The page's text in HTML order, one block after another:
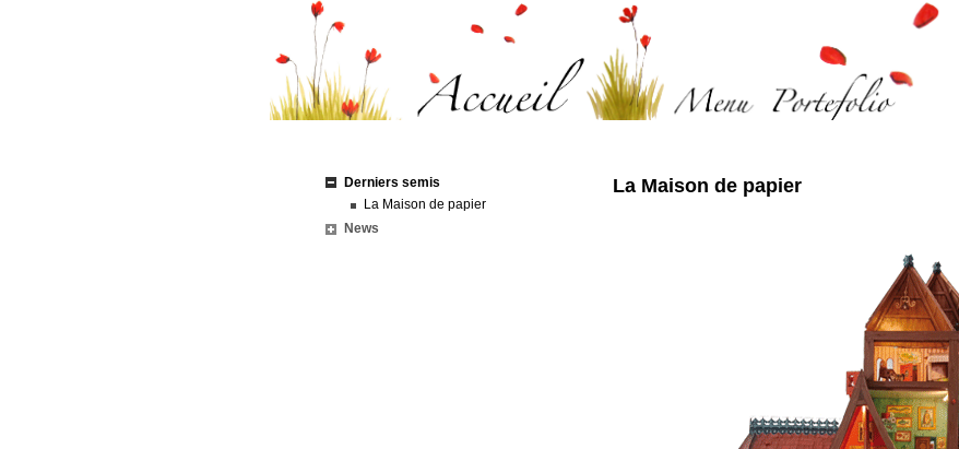
Derniers semis
La Maison de papier
News
La Maison de papier